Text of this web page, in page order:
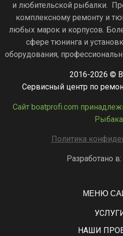
и любительской рыбалки.
комплексному ремонту и
любых марок и корпусов.
сфере тюнинга и
оборудования,
2016-2026 ©
Сервисный центр по
Сайт boatprofi.com
Политика
Разработано в:
МЕНЮ
НАШИ